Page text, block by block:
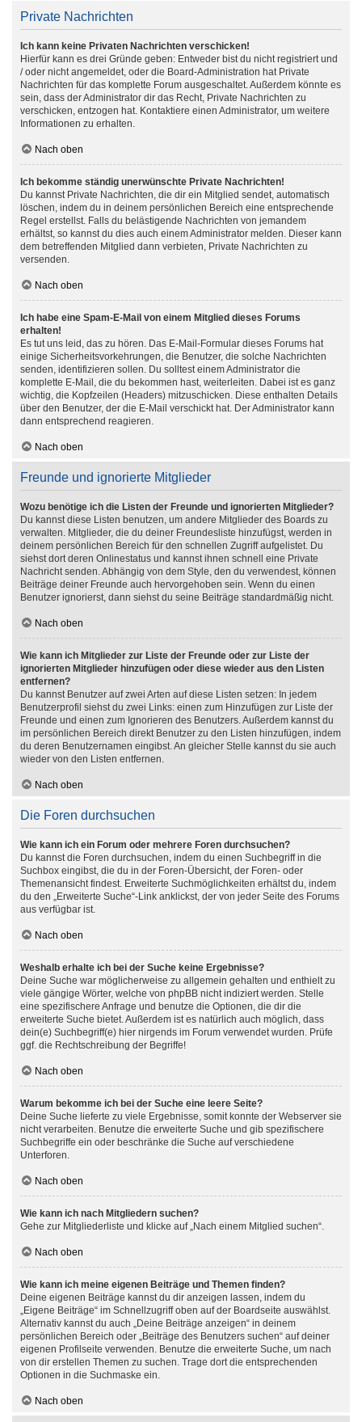
Private Nachrichten
Ich kann keine Privaten Nachrichten verschicken!
Hierfür kann es drei Gründe geben: Entweder bist du nicht registriert und
/ oder nicht angemeldet, oder die Board-Administration hat Private
Nachrichten für das komplette Forum ausgeschaltet. Außerdem könnte es
sein, dass der Administrator dir das Recht, Private Nachrichten zu
verschicken, entzogen hat. Kontaktiere einen Administrator, um weitere
Informationen zu erhalten.
Nach oben
Ich bekomme ständig unerwünschte Private Nachrichten!
Du kannst Private Nachrichten, die dir ein Mitglied sendet, automatisch
löschen, indem du in deinem persönlichen Bereich eine entsprechende
Regel erstellst. Falls du belästigende Nachrichten von jemandem
erhältst, so kannst du dies auch einem Administrator melden. Dieser kann
dem betreffenden Mitglied dann verbieten, Private Nachrichten zu
versenden.
Nach oben
Ich habe eine Spam-E-Mail von einem Mitglied dieses Forums
erhalten!
Es tut uns leid, das zu hören. Das E-Mail-Formular dieses Forums hat
einige Sicherheitsvorkehrungen, die Benutzer, die solche Nachrichten
senden, identifizieren sollen. Du solltest einem Administrator die
komplette E-Mail, die du bekommen hast, weiterleiten. Dabei ist es ganz
wichtig, die Kopfzeilen (Headers) mitzuschicken. Diese enthalten Details
über den Benutzer, der die E-Mail verschickt hat. Der Administrator kann
dann entsprechend reagieren.
Nach oben
Freunde und ignorierte Mitglieder
Wozu benötige ich die Listen der Freunde und ignorierten Mitglieder?
Du kannst diese Listen benutzen, um andere Mitglieder des Boards zu
verwalten. Mitglieder, die du deiner Freundesliste hinzufügst, werden in
deinem persönlichen Bereich für den schnellen Zugriff aufgelistet. Du
siehst dort deren Onlinestatus und kannst ihnen schnell eine Private
Nachricht senden. Abhängig von dem Style, den du verwendest, können
Beiträge deiner Freunde auch hervorgehoben sein. Wenn du einen
Benutzer ignorierst, dann siehst du seine Beiträge standardmäßig nicht.
Nach oben
Wie kann ich Mitglieder zur Liste der Freunde oder zur Liste der
ignorierten Mitglieder hinzufügen oder diese wieder aus den Listen
entfernen?
Du kannst Benutzer auf zwei Arten auf diese Listen setzen: In jedem
Benutzerprofil siehst du zwei Links: einen zum Hinzufügen zur Liste der
Freunde und einen zum Ignorieren des Benutzers. Außerdem kannst du
im persönlichen Bereich direkt Benutzer zu den Listen hinzufügen, indem
du deren Benutzernamen eingibst. An gleicher Stelle kannst du sie auch
wieder von den Listen entfernen.
Nach oben
Die Foren durchsuchen
Wie kann ich ein Forum oder mehrere Foren durchsuchen?
Du kannst die Foren durchsuchen, indem du einen Suchbegriff in die
Suchbox eingibst, die du in der Foren-Übersicht, der Foren- oder
Themenansicht findest. Erweiterte Suchmöglichkeiten erhältst du, indem
du den „Erweiterte Suche“-Link anklickst, der von jeder Seite des Forums
aus verfügbar ist.
Nach oben
Weshalb erhalte ich bei der Suche keine Ergebnisse?
Deine Suche war möglicherweise zu allgemein gehalten und enthielt zu
viele gängige Wörter, welche von phpBB nicht indiziert werden. Stelle
eine spezifischere Anfrage und benutze die Optionen, die dir die
erweiterte Suche bietet. Außerdem ist es natürlich auch möglich, dass
dein(e) Suchbegriff(e) hier nirgends im Forum verwendet wurden. Prüfe
ggf. die Rechtschreibung der Begriffe!
Nach oben
Warum bekomme ich bei der Suche eine leere Seite?
Deine Suche lieferte zu viele Ergebnisse, somit konnte der Webserver sie
nicht verarbeiten. Benutze die erweiterte Suche und gib spezifischere
Suchbegriffe ein oder beschränke die Suche auf verschiedene
Unterforen.
Nach oben
Wie kann ich nach Mitgliedern suchen?
Gehe zur Mitgliederliste und klicke auf „Nach einem Mitglied suchen“.
Nach oben
Wie kann ich meine eigenen Beiträge und Themen finden?
Deine eigenen Beiträge kannst du dir anzeigen lassen, indem du
„Eigene Beiträge“ im Schnellzugriff oben auf der Boardseite auswählst.
Alternativ kannst du auch „Deine Beiträge anzeigen“ in deinem
persönlichen Bereich oder „Beiträge des Benutzers suchen“ auf deiner
eigenen Profilseite verwenden. Benutze die erweiterte Suche, um nach
von dir erstellen Themen zu suchen. Trage dort die entsprechenden
Optionen in die Suchmaske ein.
Nach oben